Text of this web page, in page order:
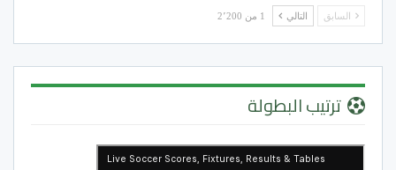
السابق التالي 1 من 2٬200
ترتيب البطولة